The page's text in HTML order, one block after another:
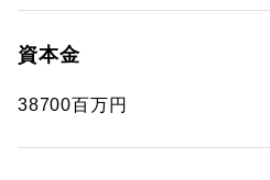
資本金
38700百万円